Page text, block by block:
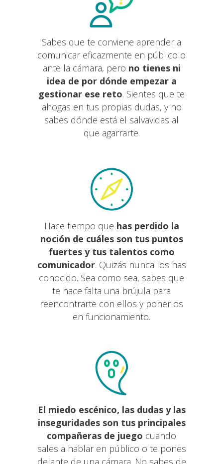
Sabes que te conviene aprender a
comunicar eficazmente en público o
ante la cámara, pero no tienes ni
idea de por dónde empezar a
gestionar ese reto. Sientes que te
ahogas en tus propias dudas, y no
sabes dónde está el salvavidas al
que agarrarte.
Hace tiempo que has perdido la
noción de cuáles son tus puntos
fuertes y tus talentos como
comunicador. Quizás nunca los has
conocido. Sea como sea, sabes que
te hace falta una brújula para
reencontrarte con ellos y ponerlos
en funcionamiento.
El miedo escénico, las dudas y las
inseguridades son tus principales
compañeras de juego cuando
sales a hablar en público o te pones
delante de una cámara. No sabes de